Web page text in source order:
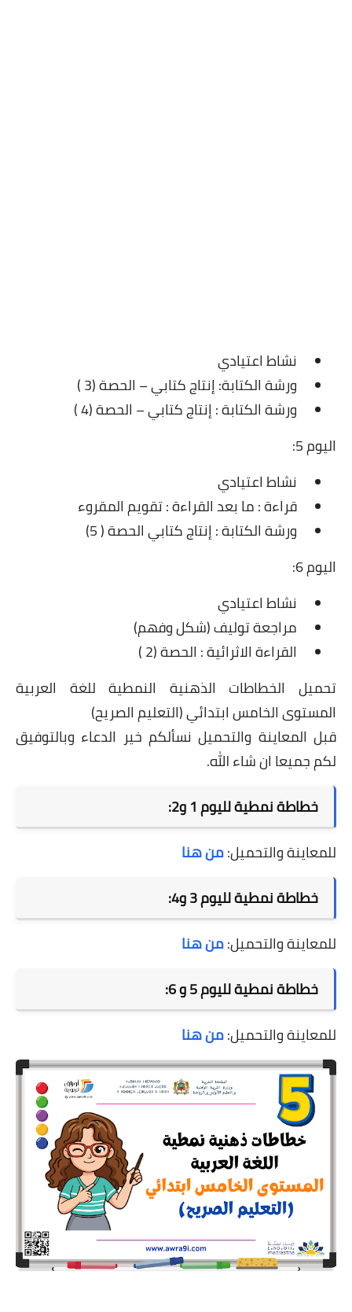
نشاط اعتيادي
ورشة الكتابة: إنتاج كتابي – الحصة (3 )
ورشة الكتابة : إنتاج كتابي – الحصة (4 )
اليوم 5:
نشاط اعتيادي
قراءة : ما بعد القراءة : تقويم المقروء
ورشة الكتابة : إنتاج كتابي الحصة ( 5)
اليوم 6:
نشاط اعتيادي
مراجعة توليف (شكل وفهم)
القراءة الاثرائية : الحصة (2 )
تحميل الخطاطات الذهنية النمطية للغة العربية
المستوى الخامس ابتدائي (التعليم الصريح)
قبل المعاينة والتحميل نسألكم خير الدعاء وبالتوفيق
لكم جميعا ان شاء الله.
خطاطة نمطية لليوم 1 و2:
للمعاينة والتحميل:من هنا
خطاطة نمطية لليوم 3 و4:
للمعاينة والتحميل:من هنا
خطاطة نمطية لليوم 5 و 6:
للمعاينة والتحميل:من هنا